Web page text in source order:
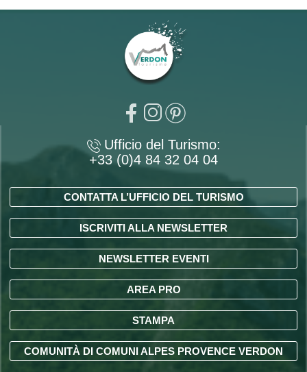
Ufficio del Turismo:
+33 (0)4 84 32 04 04
CONTATTA L’UFFICIO DEL TURISMO
ISCRIVITI ALLA NEWSLETTER
NEWSLETTER EVENTI
AREA PRO
STAMPA
COMUNITÀ DI COMUNI ALPES PROVENCE VERDON